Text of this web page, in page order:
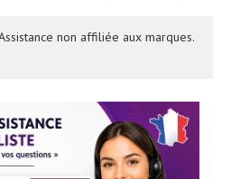
non affiliée aux marques.